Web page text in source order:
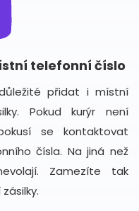
telefonní číslo
přidat i místní
Pokud kurýr není
se kontaktovat
čísla. Na jiná než
Zamezíte tak